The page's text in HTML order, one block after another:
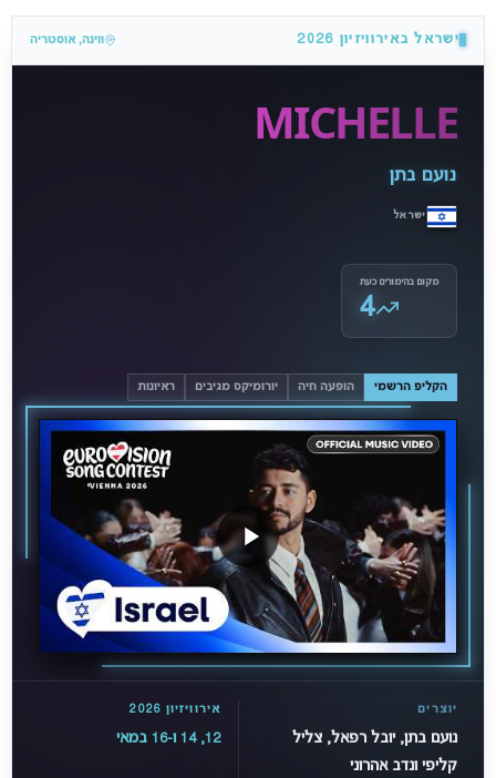
ישראל באירוויזיון 2026 ווינה, אוסטריה
MICHELLE
נועם בתן
ישראל
מקום בהימורים כעת
4
הקליפ הרשמי הופעה חיה יורומיקס מגיבים ראיונות
יוצרים
נועם בתן, יובל רפאל, צליל
קליפי ונדב אהרוני
אירוויזיון 2026
12, 14 ו-16 במאי